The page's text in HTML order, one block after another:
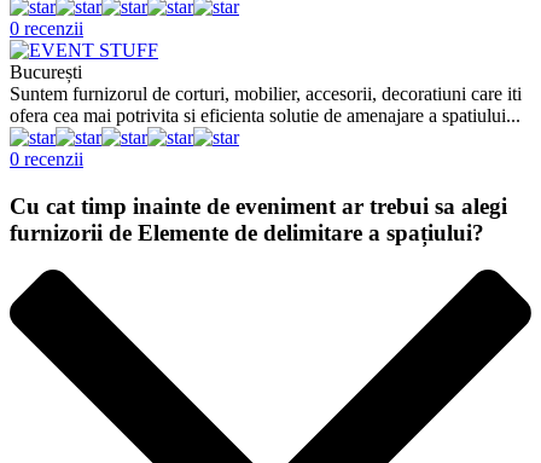
0 recenzii
București
Suntem furnizorul de corturi, mobilier, accesorii, decoratiuni care iti
ofera cea mai potrivita si eficienta solutie de amenajare a spatiului...
0 recenzii
Cu cat timp inainte de eveniment ar trebui sa alegi
furnizorii de Elemente de delimitare a spațiului?